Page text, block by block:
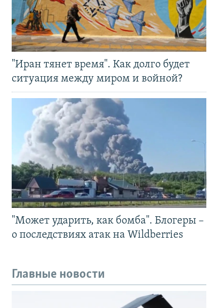
"Иран тянет время". Как долго будет
ситуация между миром и войной?
"Может ударить, как бомба". Блогеры –
о последствиях атак на Wildberries
Главные новости